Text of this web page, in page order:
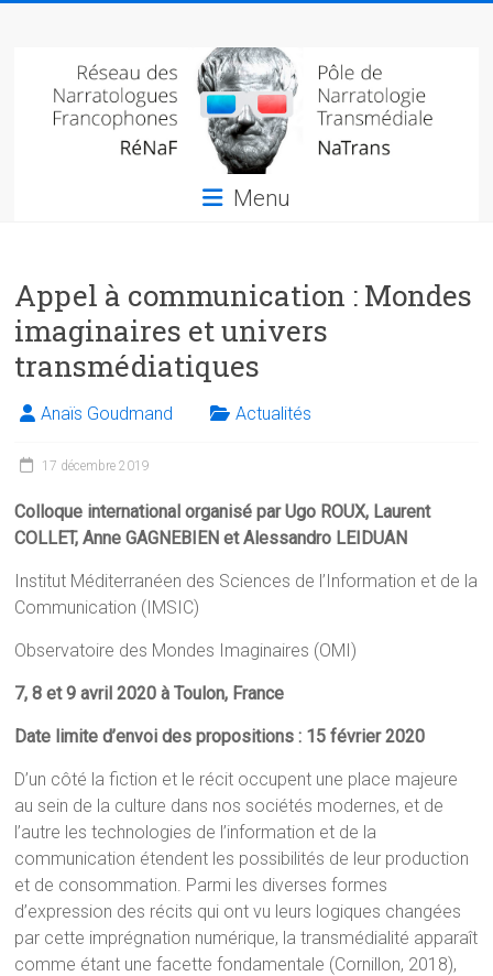
Réseau
des
narratologues
francophone
de
narratologie
transmédiale
(NaTrans)
Menu
Appel à communication : Mondes
imaginaires et univers
transmédiatiques
Anaïs Goudmand Actualités
17 décembre 2019
Colloque international organisé par Ugo ROUX, Laurent
COLLET, Anne GAGNEBIENet Alessandro LEIDUAN
Institut Méditerranéen des Sciences de l’Information et de la
Communication (IMSIC)
Observatoire des Mondes Imaginaires (OMI)
7, 8 et 9 avril 2020 à Toulon, France
Date limite d’envoi des propositions : 15 février 2020
D’un côté la fiction et le récit occupent une place majeure
au sein de la culture dans nos sociétés modernes, et de
l’autre les technologies de l’information et de la
communication étendent les possibilités de leur production
et de consommation. Parmi les diverses formes
d’expression des récits qui ont vu leurs logiques changées
par cette imprégnation numérique, la transmédialité apparaît
comme étant une facette fondamentale (Cornillon, 2018),